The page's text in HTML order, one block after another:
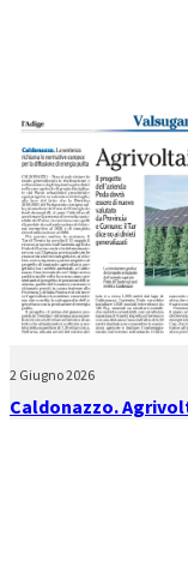
2 Giugno 2026
Caldonazzo.